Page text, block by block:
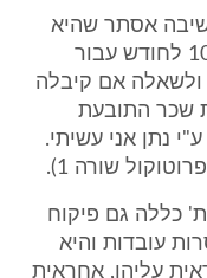
אסתר שהיא
היתה אחראית על כך והן שולמו ב-10 לחודש עבור
ולשאלה אם קיבלה
שכר התובעת
נתן אני עשיתי.
כללה גם פיקוח
עובדות והיא
עליהן, אחראית